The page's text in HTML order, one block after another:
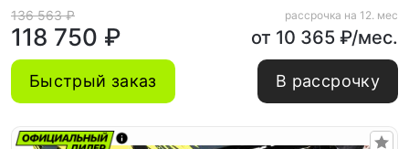
136 563 ₽
118 750 ₽
рассрочка на 12. мес
от 10 365 ₽/мес.
Быстрый заказ В рассрочку